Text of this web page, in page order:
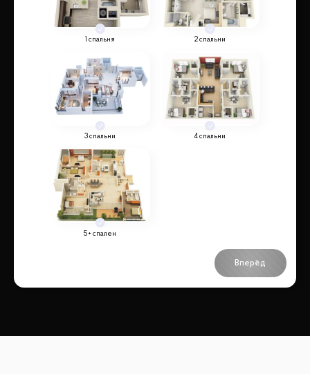
1 спальня 2 спальни
3 спальни 4 спальни
5+ спален
Вперёд